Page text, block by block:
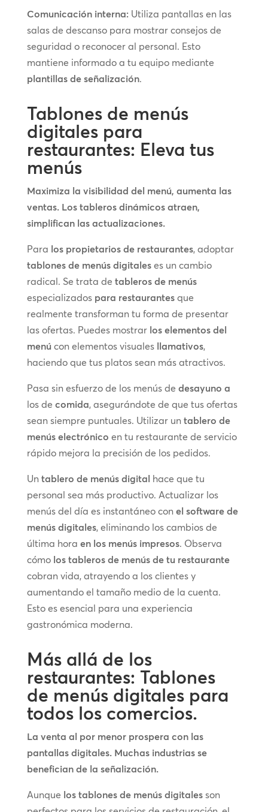
Comunicación interna:Utiliza pantallas en las
salas de descanso para mostrar consejos de
seguridad o reconocer al personal. Esto
mantiene informado a tu equipo mediante
plantillas de señalización.
Tablones de menús
digitales para
restaurantes: Eleva tus
menús
Maximiza la visibilidad del menú, aumenta las
ventas. Los tableros dinámicos atraen,
simplifican las actualizaciones.
Para los propietarios de restaurantes, adoptar
tablones de menús digitaleses un cambio
radical. Se trata de tableros de menús
especializados para restaurantesque
realmente transforman tu forma de presentar
las ofertas. Puedes mostrar los elementos del
menú con elementos visuales llamativos,
haciendo que tus platos sean más atractivos.
Pasa sin esfuerzo de los menús de desayuno a
los de comida, asegurándote de que tus ofertas
sean siempre puntuales. Utilizar un tablero de
menús electrónico en tu restaurante de servicio
rápido mejora la precisión de los pedidos.
Un tablero de menús digital hace que tu
personal sea más productivo. Actualizar los
menús del día es instantáneo con el software de
menús digitales, eliminando los cambios de
última hora en los menús impresos. Observa
cómo los tableros de menús de tu restaurante
cobran vida, atrayendo a los clientes y
aumentando el tamaño medio de la cuenta.
Esto es esencial para una experiencia
gastronómica moderna.
Más allá de los
restaurantes: Tablones
de menús digitales para
todos los comercios.
La venta al por menor prospera con las
pantallas digitales. Muchas industrias se
benefician de la señalización.
Aunque los tablones de menús digitalesson